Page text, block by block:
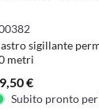
sigillante
metri
€
Subito pronto